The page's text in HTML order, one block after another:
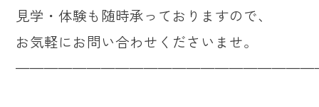
見学・体験も随時承っておりますので、
お気軽にお問い合わせくださいませ。